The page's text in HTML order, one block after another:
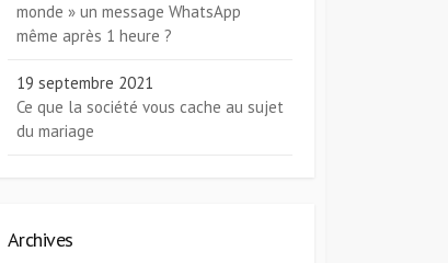
monde » un message WhatsApp
même après 1 heure ?
19 septembre 2021
Ce que la société vous cache au sujet
du mariage
Archives